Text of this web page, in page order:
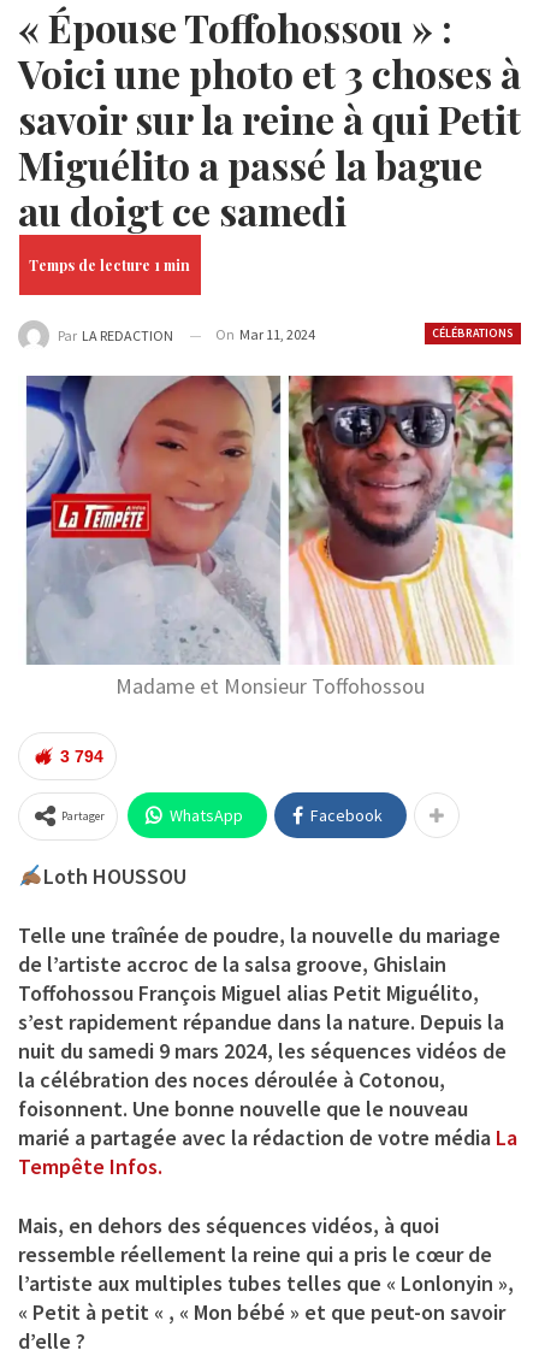
« Épouse Toffohossou » :
Voici une photo et 3 choses à
savoir sur la reine à qui Petit
Miguélito a passé la bague
au doigt ce samedi
CÉLÉBRATIONS
Par LA REDACTION On Mar 11, 2024
Madame et Monsieur Toffohossou
3 794
Partager WhatsApp Facebook
Loth HOUSSOU
Telle une traînée de poudre, la nouvelle du mariage
de l’artiste accroc de la salsa groove, Ghislain
Toffohossou François Miguel alias Petit Miguélito,
s’est rapidement répandue dans la nature. Depuis la
nuit du samedi 9 mars 2024, les séquences vidéos de
la célébration des noces déroulée à Cotonou,
foisonnent. Une bonne nouvelle que le nouveau
marié a partagée avec la rédaction de votre média La
Tempête Infos.
Mais, en dehors des séquences vidéos, à quoi
ressemble réellement la reine qui a pris le cœur de
l’artiste aux multiples tubes telles que « Lonlonyin »,
« Petit à petit « , « Mon bébé » et que peut-on savoir
d’elle ?